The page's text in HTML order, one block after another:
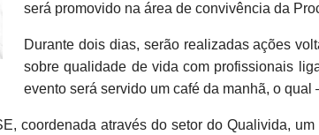
será promovido na área de convivência da
Durante dois dias, serão realizadas ações
sobre qualidade de vida com profissionais
evento será servido um café da manhã, o
coordenada através do setor do Qualivida,